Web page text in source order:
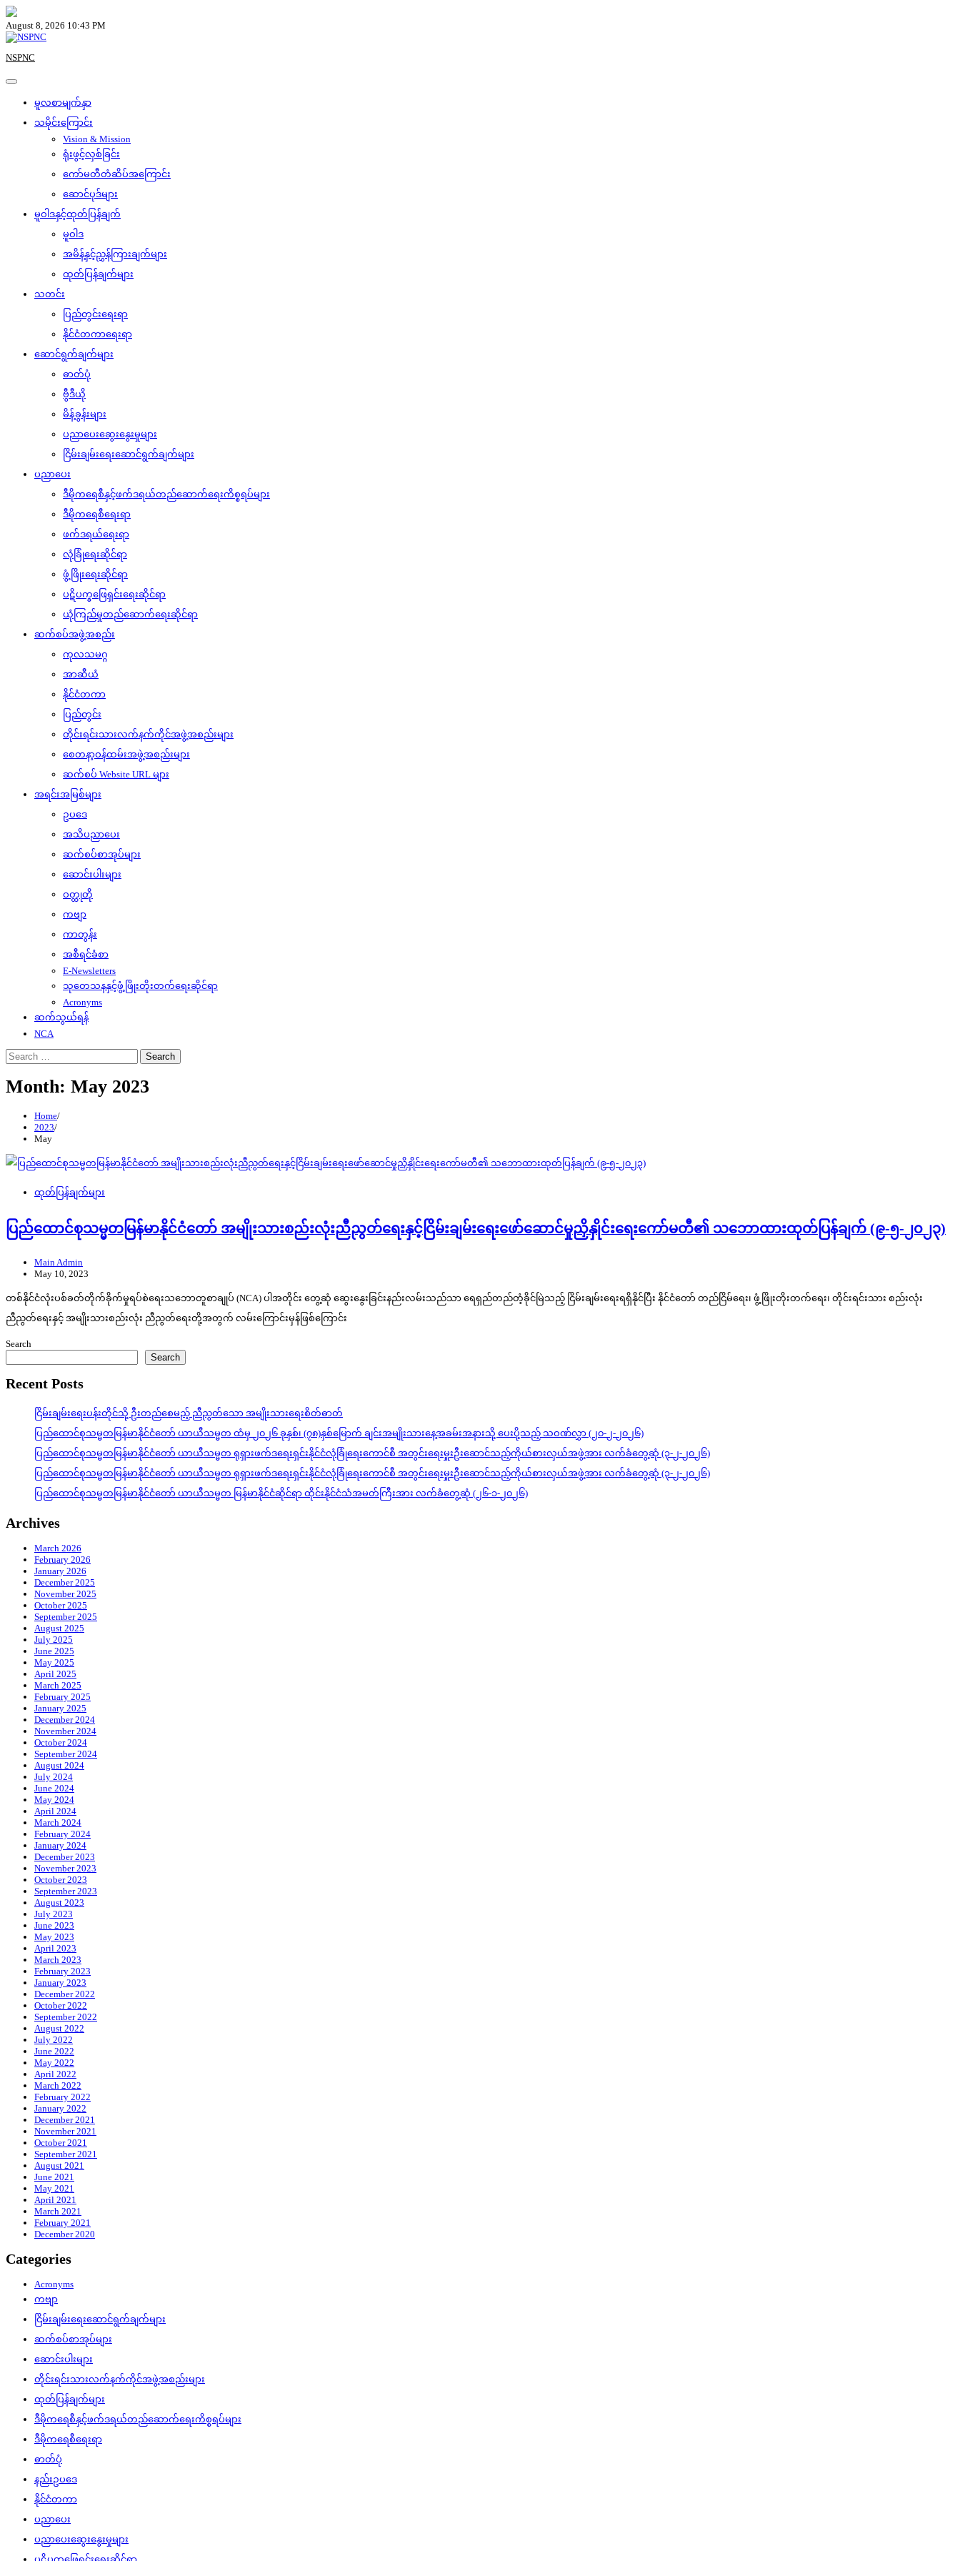
Skip
to
content
August 8, 2026 10:43 PM
NSPNC
မူလစာမျက်နှာ
သမိုင်းကြောင်း
Vision & Mission
ရုံးဖွင့်လှစ်ခြင်း
ကော်မတီတံဆိပ်အကြောင်း
ဆောင်ပုဒ်များ
မူဝါဒနှင့်ထုတ်ပြန်ချက်
မူဝါဒ
အမိန့်နှင့်ညွှန်ကြားချက်များ
ထုတ်ပြန်ချက်များ
သတင်း
ပြည်တွင်းရေးရာ
နိုင်ငံတကာရေးရာ
ဆောင်ရွက်ချက်များ
ဓာတ်ပုံ
ဗွီဒီယို
မိန့်ခွန်းများ
ပညာပေးဆွေးနွေးမှုများ
ငြိမ်းချမ်းရေးဆောင်ရွက်ချက်များ
ပညာပေး
ဒီမိုကရေစီနှင့်ဖက်ဒရယ်တည်ဆောက်‌ရေးကိစ္စရပ်များ
ဒီမိုကရေစီရေးရာ
ဖက်ဒရယ်ရေးရာ
လုံခြုံရေးဆိုင်ရာ
ဖွံ့ဖြိုးရေးဆိုင်ရာ
ပဋိပက္ခဖြေရှင်းရေးဆိုင်ရာ
ယုံကြည်မှုတည်ဆောက်ရေးဆိုင်ရာ
ဆက်စပ်အဖွဲ့အစည်း
ကုလသမဂ္ဂ
အာဆီယံ
နိုင်ငံတကာ
ပြည်တွင်း
တိုင်းရင်းသားလက်နက်ကိုင်အဖွဲ့အစည်းများ
စေတနာ့ဝန်ထမ်းအဖွဲ့အစည်းများ
ဆက်စပ် Website URL များ
အရင်းအမြစ်များ
ဥပဒေ
အသိပညာပေး
ဆက်စပ်စာအုပ်များ
ဆောင်းပါးများ
ဝတ္ထုတို
ကဗျာ
ကာတွန်း
အစီရင်ခံစာ
E-Newsletters
သုတေသနနှင့်ဖွံ့ဖြိုးတိုးတက်ရေးဆိုင်ရာ
Acronyms
ဆက်သွယ်ရန်
NCA
Search
for:
Month: May 2023
Home
2023
May
ထုတ်ပြန်ချက်များ
ပြည်ထောင်စုသမ္မတမြန်မာနိုင်ငံတော် အမျိုးသားစည်းလုံးညီညွတ်ရေးနှင့်ငြိမ်းချမ်းရေးဖော်ဆောင်မှုညှိနှိုင်းရေးကော်မတီ၏ သဘောထားထုတ်ပြန်ချက် (၉-၅-၂၀၂၃)
Main Admin
May 10, 2023
တစ်နိုင်ငံလုံးပစ်ခတ်တိုက်ခိုက်မှုရပ်စဲရေးသဘောတူစာချုပ် (NCA) ပါအတိုင်း တွေ့ဆုံ ဆွေးနွေးခြင်းနည်းလမ်းသည်သာ ရေရှည်တည်တံ့ခိုင်မြဲသည့် ငြိမ်းချမ်းရေးရရှိနိုင်ပြီး နိုင်ငံတော် တည်ငြိမ်ရေး၊ ဖွံ့ဖြိုးတိုးတက်ရေး၊ တိုင်းရင်းသား စည်းလုံး
ညီညွတ်ရေးနှင့် အမျိုးသားစည်းလုံး ညီညွတ်ရေးတို့အတွက် လမ်းကြောင်းမှန်ဖြစ်ကြောင်း
Search
Search
Recent Posts
ငြိမ်းချမ်းရေးပန်းတိုင်သို့ ဦးတည်စေမည့် ညီညွတ်သော အမျိုးသားရေးစိတ်ဓာတ်
ပြည်ထောင်စုသမ္မတမြန်မာနိုင်ငံတော် ယာယီသမ္မတ ထံမှ ၂၀၂၆ ခုနှစ်၊ (၇၈)နှစ်မြောက် ချင်းအမျိုးသားနေ့အခမ်းအနားသို့ ပေးပို့သည့် သဝဏ်လွှာ (၂၀-၂-၂၀၂၆)
ပြည်ထောင်စုသမ္မတမြန်မာနိုင်ငံတော် ယာယီသမ္မတ ရုရှားဖက်ဒရေးရှင်းနိုင်ငံလုံခြုံရေးကောင်စီ အတွင်းရေးမှူးဦးဆောင်သည့်ကိုယ်စားလှယ်အဖွဲ့အား လက်ခံတွေ့ဆုံ (၃-၂-၂၀၂၆)
ပြည်ထောင်စုသမ္မတမြန်မာနိုင်ငံတော် ယာယီသမ္မတ ရုရှားဖက်ဒရေးရှင်းနိုင်ငံလုံခြုံရေးကောင်စီ အတွင်းရေးမှူးဦးဆောင်သည့်ကိုယ်စားလှယ်အဖွဲ့အား လက်ခံတွေ့ဆုံ (၃-၂-၂၀၂၆)
ပြည်ထောင်စုသမ္မတမြန်မာနိုင်ငံတော် ယာယီသမ္မတ မြန်မာနိုင်ငံဆိုင်ရာ ထိုင်းနိုင်ငံသံအမတ်ကြီးအား လက်ခံတွေ့ဆုံ (၂၆-၁-၂၀၂၆)
Archives
March 2026
February 2026
January 2026
December 2025
November 2025
October 2025
September 2025
August 2025
July 2025
June 2025
May 2025
April 2025
March 2025
February 2025
January 2025
December 2024
November 2024
October 2024
September 2024
August 2024
July 2024
June 2024
May 2024
April 2024
March 2024
February 2024
January 2024
December 2023
November 2023
October 2023
September 2023
August 2023
July 2023
June 2023
May 2023
April 2023
March 2023
February 2023
January 2023
December 2022
October 2022
September 2022
August 2022
July 2022
June 2022
May 2022
April 2022
March 2022
February 2022
January 2022
December 2021
November 2021
October 2021
September 2021
August 2021
June 2021
May 2021
April 2021
March 2021
February 2021
December 2020
Categories
Acronyms
ကဗျာ
ငြိမ်းချမ်းရေးဆောင်ရွက်ချက်များ
ဆက်စပ်စာအုပ်များ
ဆောင်းပါးများ
တိုင်းရင်းသားလက်နက်ကိုင်အဖွဲ့အစည်းများ
ထုတ်ပြန်ချက်များ
ဒီမိုကရေစီနှင့်ဖက်ဒရယ်တည်ဆောက်‌ရေးကိစ္စရပ်များ
ဒီမိုကရေစီရေးရာ
ဓာတ်ပုံ
နည်းဥပဒေ
နိုင်ငံတကာ
ပညာပေး
ပညာပေးဆွေးနွေးမှုများ